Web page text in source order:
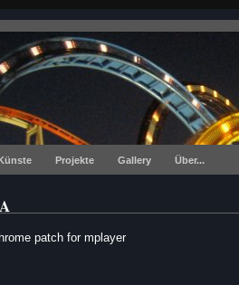
Projekte Gallery Über...
patch for mplayer